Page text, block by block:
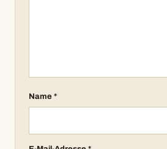
Name *